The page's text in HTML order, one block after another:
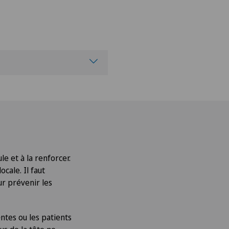
et à la renforcer.
Il faut
prévenir les
ou les patients